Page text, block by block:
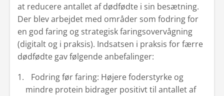
at reducere antallet af dødfødte i sin besætning.
Der blev arbejdet med områder som fodring for
en god faring og strategisk faringsovervågning
(digitalt og i praksis). Indsatsen i praksis for færre
dødfødte gav følgende anbefalinger:
Fodring før faring: Højere foderstyrke og
mindre protein bidrager positivt til antallet af